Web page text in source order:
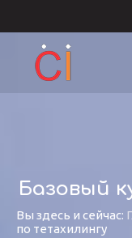
Базовый
Вы здесь и сейчас:
по тетахилингу